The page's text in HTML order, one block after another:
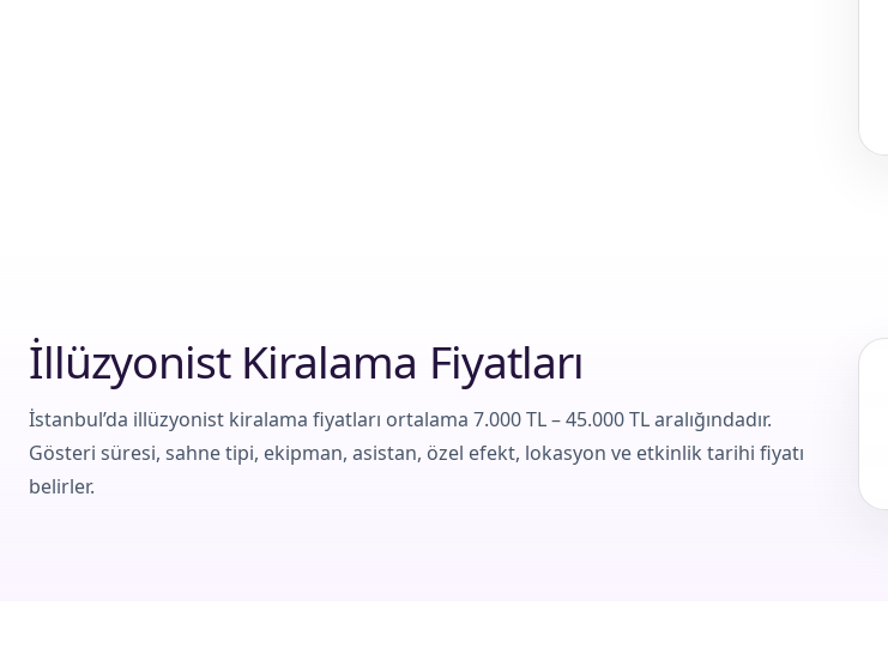
İllüzyonist Kiralama Fiyatları
İstanbul’da illüzyonist kiralama fiyatları ortalama 7.000 TL – 45.000 TL aralığındadır.
Gösteri süresi, sahne tipi, ekipman, asistan, özel efekt, lokasyon ve etkinlik tarihi fiyatı
belirler.